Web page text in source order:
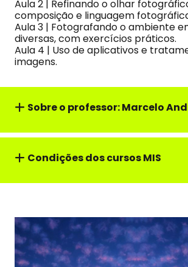
Aula 2 | Refinando o olhar
composição e linguagem
Aula 3 | Fotografando o ambiente
diversas, com exercícios práticos.
Aula 4 | Uso de aplicativos e
imagens.
Sobre o professor: Marcelo
Condições dos cursos MIS